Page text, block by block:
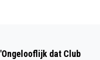
dat Club